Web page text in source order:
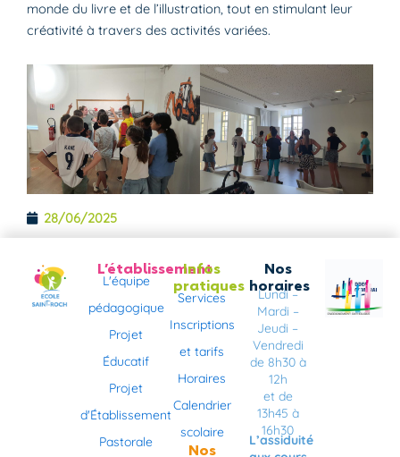
monde du livre et de l’illustration, tout en stimulant leur
créativité à travers des activités variées.
28/06/2025
L’établissement
L'équipe
pédagogique
Projet
Éducatif
Projet
d'Établissement
Pastorale
Infos
pratiques
Services
Inscriptions
et tarifs
Horaires
Calendrier
scolaire
Nos
Nos
horaires
Lundi –
Mardi –
Jeudi –
Vendredi
de 8h30 à
12h
et de
13h45 à
16h30
L’assiduité